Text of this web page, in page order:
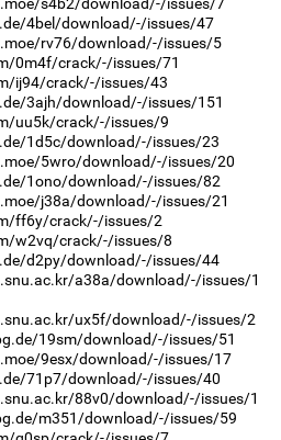
4bel/download/-/issues/47
rv76/download/-/issues/5
0m4f/crack/-/issues/71
ij94/crack/-/issues/43
3ajh/download/-/issues/151
uu5k/crack/-/issues/9
1d5c/download/-/issues/23
5wro/download/-/issues/20
1ono/download/-/issues/82
j38a/download/-/issues/21
ff6y/crack/-/issues/2
w2vq/crack/-/issues/8
d2py/download/-/issues/44
a38a/download/-/issues/1
ux5f/download/-/issues/2
19sm/download/-/issues/51
9esx/download/-/issues/17
71p7/download/-/issues/40
88v0/download/-/issues/1
m351/download/-/issues/59